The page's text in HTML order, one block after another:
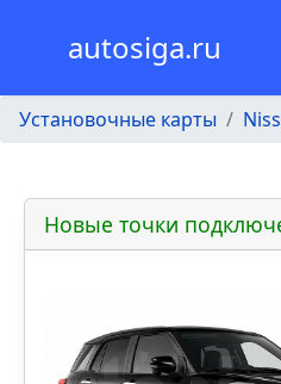
autosiga.ru
Установочные карты
Новые точки